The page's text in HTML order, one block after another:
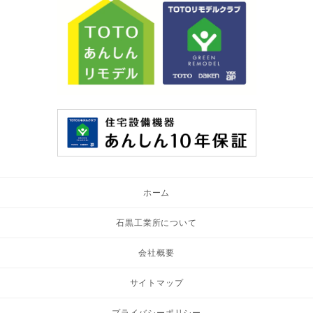
ホーム
石黒工業所について
会社概要
サイトマップ